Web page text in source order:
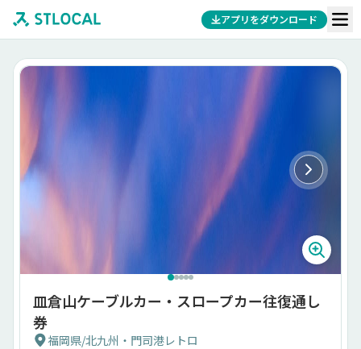
アプリをダウンロード
皿倉山ケーブルカー・スロープカー往復通し
券
福岡県/北九州・門司港レトロ